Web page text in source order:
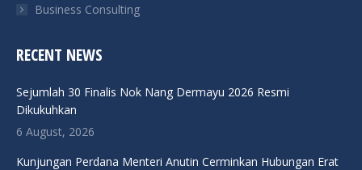
Business Consulting
RECENT NEWS
Sejumlah 30 Finalis Nok Nang Dermayu 2026 Resmi
Dikukuhkan
6 August, 2026
Kunjungan Perdana Menteri Anutin Cerminkan Hubungan Erat